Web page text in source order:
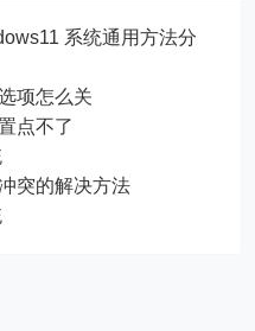
系统通用方法分
项怎么关
点不了
突的解决方法